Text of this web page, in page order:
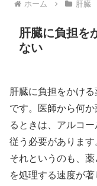
ホーム 肝臓
肝臓に負担を
ない
肝臓に負担をかけ
です。医師から何
るときは、アルコ
従う必要があります
それというのも、
を処理する速度が